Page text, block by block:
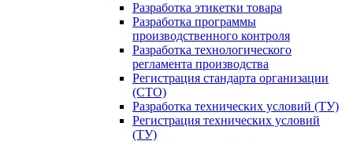
Разработка этикетки товара
Разработка программы
производственного контроля
Разработка технологического
регламента производства
Регистрация стандарта организации
(СТО)
Разработка технических условий (ТУ)
Регистрация технических условий
(ТУ)